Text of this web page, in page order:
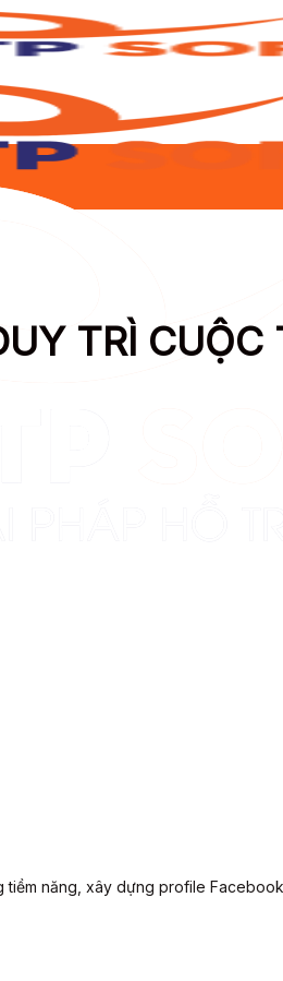
tiềm năng, xây dựng profile
TRÌ